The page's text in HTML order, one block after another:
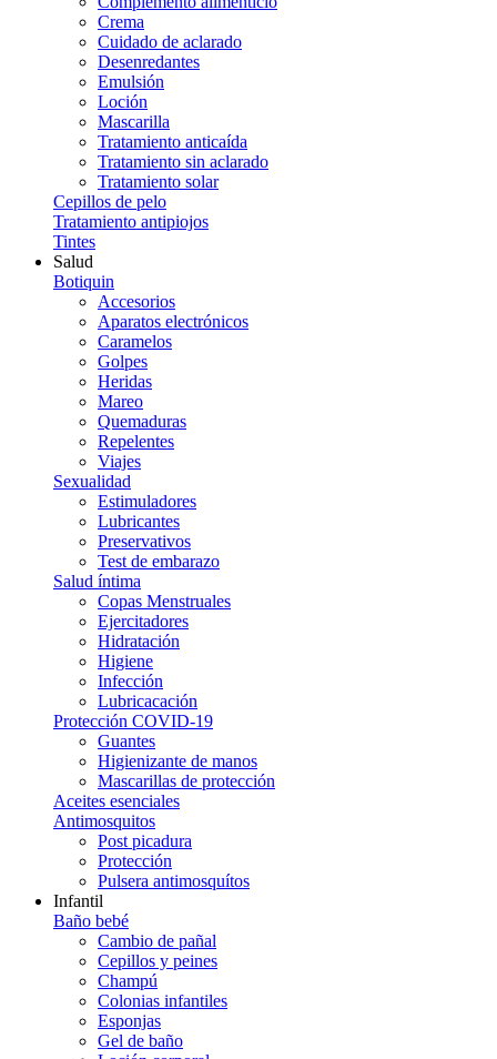
Crema
Cuidado de aclarado
Desenredantes
Emulsión
Loción
Mascarilla
Tratamiento anticaída
Tratamiento sin aclarado
Tratamiento solar
Cepillos de pelo
Tratamiento antipiojos
Tintes
Salud
Botiquin
Accesorios
Aparatos electrónicos
Caramelos
Golpes
Heridas
Mareo
Quemaduras
Repelentes
Viajes
Sexualidad
Estimuladores
Lubricantes
Preservativos
Test de embarazo
Salud íntima
Copas Menstruales
Ejercitadores
Hidratación
Higiene
Infección
Lubricacación
Protección COVID-19
Guantes
Higienizante de manos
Mascarillas de protección
Aceites esenciales
Antimosquitos
Post picadura
Protección
Pulsera antimosquítos
Infantil
Baño bebé
Cambio de pañal
Cepillos y peines
Champú
Colonias infantiles
Esponjas
Gel de baño